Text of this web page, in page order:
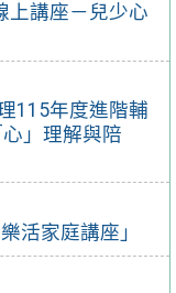
上講座－兒少心
115年度進階輔
」理解與陪
活家庭講座」